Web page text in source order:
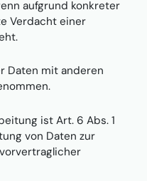
aufgrund konkreter
Verdacht einer
Daten mit anderen
ist Art. 6 Abs. 1
von Daten zur